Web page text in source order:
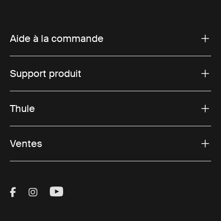
Aide à la commande
Support produit
Thule
Ventes
Visit Thule on Facebook (external link)
Visit Thule on Instagram (external link)
Visit Thule on Youtube (external